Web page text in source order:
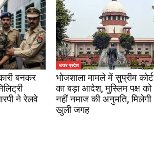
बनकर
ने रेलवे
उत्तर प्रदेश
भोजशाला मामले में सुप्रीम कोर्ट
का बड़ा आदेश, मुस्लिम पक्ष को
नहीं नमाज की अनुमति, मिलेगी
खुली जगह